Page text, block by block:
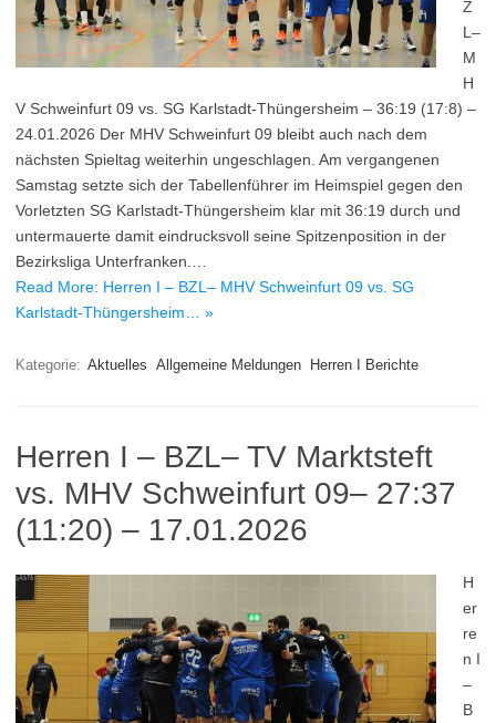
Z
L–
M
H
V Schweinfurt 09 vs. SG Karlstadt-Thüngersheim – 36:19 (17:8) –
24.01.2026 Der MHV Schweinfurt 09 bleibt auch nach dem
nächsten Spieltag weiterhin ungeschlagen. Am vergangenen
Samstag setzte sich der Tabellenführer im Heimspiel gegen den
Vorletzten SG Karlstadt-Thüngersheim klar mit 36:19 durch und
untermauerte damit eindrucksvoll seine Spitzenposition in der
Bezirksliga Unterfranken.…
Read More: Herren I – BZL– MHV Schweinfurt 09 vs. SG
Karlstadt-Thüngersheim… »
Kategorie: Aktuelles Allgemeine Meldungen Herren I Berichte
Herren I – BZL– TV Marktsteft
vs. MHV Schweinfurt 09– 27:37
(11:20) – 17.01.2026
H
er
re
n I
–
B